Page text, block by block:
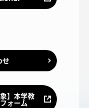
せ
】本学教
ォーム